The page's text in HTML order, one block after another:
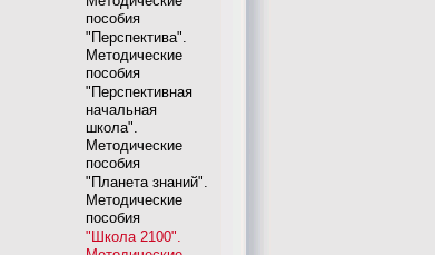
пособия
"Перспектива".
Методические
пособия
"Перспективная
начальная
школа".
Методические
пособия
"Планета знаний".
Методические
пособия
"Школа 2100".